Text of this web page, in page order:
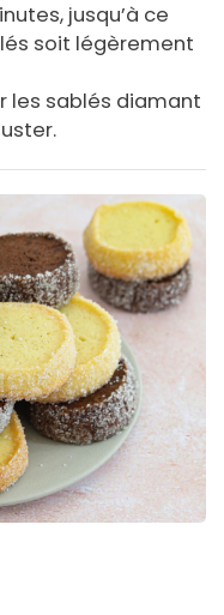
jusqu’à ce
soit légèrement
les sablés diamant